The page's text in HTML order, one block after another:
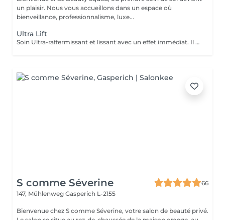
un plaisir. Nous vous accueillons dans un espace où
bienveillance, professionnalisme, luxe...
Ultra Lift
Soin Ultra-raffermissant et lissant avec un effet immédiat. Il est sur-concentré en principes actifs afin de restructurer et de donner de l'élasticité à la peau. Son effet tenseur et restructurant intensif favorise la synthèse de collagène et d'élastine en diminuant le relachement et en redonnant du volume aux tissus. Le soin idéal pour restructurer, repulper lisser et rendre de l'élasticité à la peau. 1 soin : 135€ Forfait 5 soins : 610€
S comme Séverine
66
147, Mühlenweg Gasperich L-2155
Bienvenue chez S comme Séverine, votre salon de beauté privé.